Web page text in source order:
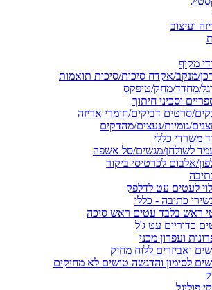
ועיצוב
מקיף
מנקב/אקדח סיכות/סיכות תואמות
מחדד/מחק/טיפקס
וסכיני חיתוך
סרטים דביקים/חומרי אריזה
גומיות/נעצים/מהדקים
משרדי כללי
לשולחן/מגשים/סל אשפה
אלבום לכרטיסי ביקור
לעטים עט לדלפק
כתיבה - כללי
ראש בלבד עטים ראש סיכה
כדוריים עט ג'ל
ועפרון מכני
ואביזרים ללוח מחיק
לסימון והדגשה טושים לא מחיקים
פוליגל